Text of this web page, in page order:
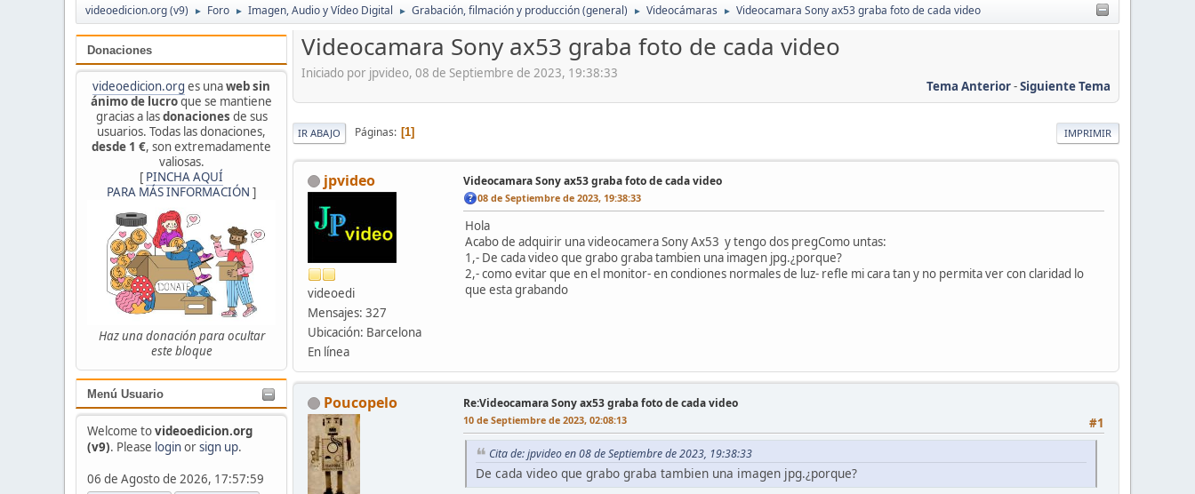
videoedicion.org (v9) ► Foro ► Imagen, Audio y Vídeo Digital ► Grabación, filmación y producción (general) ► Videocámaras ► Videocamara Sony ax53 graba foto de cada video
Donaciones
videoedicion.org es unaweb sin
ánimo de lucroque se mantiene
gracias a lasdonaciones de sus
usuarios. Todas las donaciones,
desde 1 €, son extremadamente
valiosas.
[ PINCHA AQUÍ
PARA MÁS INFORMACIÓN ]
Haz una donación para ocultar
este bloque
Menú Usuario
Welcome tovideoedicion.org
(v9). Please loginorsign up.
06 de Agosto de 2026, 17:57:59
Videocamara Sony ax53 graba foto de cada video
Iniciado por jpvideo, 08 de Septiembre de 2023, 19:38:33
Tema Anterior-Siguiente Tema
IMPRIMIR
IR ABAJO Páginas 1
jpvideo
videoedi
Mensajes: 327
Ubicación: Barcelona
En línea
Videocamara Sony ax53 graba foto de cada video
08 de Septiembre de 2023, 19:38:33
Hola
Acabo de adquirir una videocamera Sony Ax53 y tengo dos pregComo untas:
1,- De cada video que grabo graba tambien una imagen jpg.¿porque?
2,- como evitar que en el monitor- en condiones normales de luz- refle mi cara tan y no permita ver con claridad lo
que esta grabando
Poucopelo Re:Videocamara Sony ax53 graba foto de cada video
#1
10 de Septiembre de 2023, 02:08:13
Cita de: jpvideo en 08 de Septiembre de 2023, 19:38:33
De cada video que grabo graba tambien una imagen jpg.¿porque?